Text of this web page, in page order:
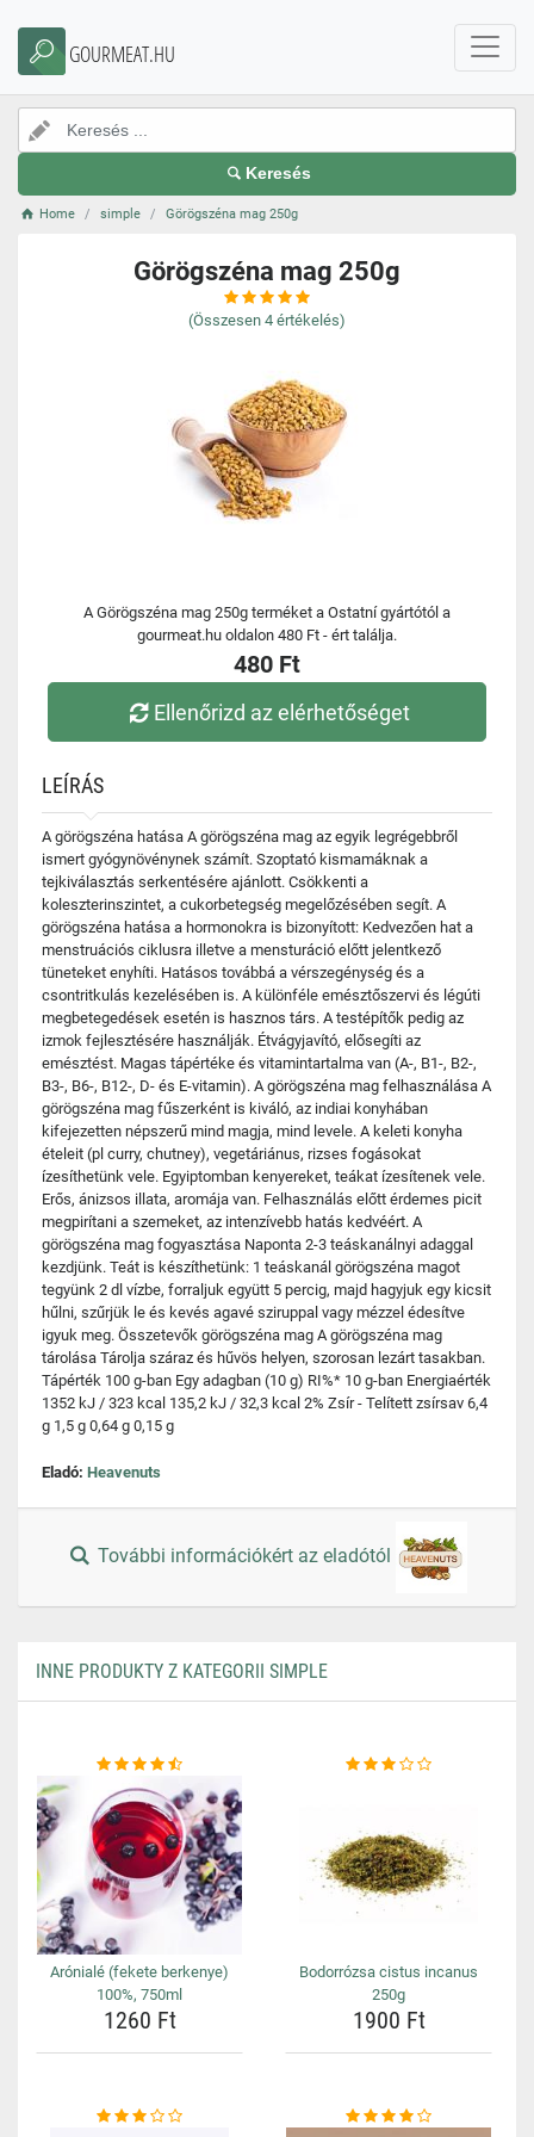
GOURMEAT.HU
Keresés
Home simple Görögszéna mag 250g
Görögszéna mag 250g
(Összesen 4 értékelés)
A Görögszéna mag 250g terméket a Ostatní gyártótól a
gourmeat.hu oldalon 480 Ft - ért találja.
480 Ft
Ellenőrizd az elérhetőséget
LEÍRÁS
A görögszéna hatása A görögszéna mag az egyik legrégebbről
ismert gyógynövénynek számít. Szoptató kismamáknak a
tejkiválasztás serkentésére ajánlott. Csökkenti a
koleszterinszintet, a cukorbetegség megelőzésében segít. A
görögszéna hatása a hormonokra is bizonyított: Kedvezően hat a
menstruációs ciklusra illetve a mensturáció előtt jelentkező
tüneteket enyhíti. Hatásos továbbá a vérszegénység és a
csontritkulás kezelésében is. A különféle emésztőszervi és légúti
megbetegedések esetén is hasznos társ. A testépítők pedig az
izmok fejlesztésére használják. Étvágyjavító, elősegíti az
emésztést. Magas tápértéke és vitamintartalma van (A-, B1-, B2-,
B3-, B6-, B12-, D- és E-vitamin). A görögszéna mag felhasználása A
görögszéna mag fűszerként is kiváló, az indiai konyhában
kifejezetten népszerű mind magja, mind levele. A keleti konyha
ételeit (pl curry, chutney), vegetáriánus, rizses fogásokat
ízesíthetünk vele. Egyiptomban kenyereket, teákat ízesítenek vele.
Erős, ánizsos illata, aromája van. Felhasználás előtt érdemes picit
megpirítani a szemeket, az intenzívebb hatás kedvéért. A
görögszéna mag fogyasztása Naponta 2-3 teáskanálnyi adaggal
kezdjünk. Teát is készíthetünk: 1 teáskanál görögszéna magot
tegyünk 2 dl vízbe, forraljuk együtt 5 percig, majd hagyjuk egy kicsit
hűlni, szűrjük le és kevés agavé sziruppal vagy mézzel édesítve
igyuk meg. Összetevők görögszéna mag A görögszéna mag
tárolása Tárolja száraz és hűvös helyen, szorosan lezárt tasakban.
Tápérték 100 g-ban Egy adagban (10 g) RI%* 10 g-ban Energiaérték
1352 kJ / 323 kcal 135,2 kJ / 32,3 kcal 2% Zsír - Telített zsírsav 6,4
g 1,5 g 0,64 g 0,15 g
Eladó: Heavenuts
További információkért az eladótól
INNE PRODUKTY Z KATEGORII SIMPLE
Arónialé (fekete berkenye)
100%, 750ml
1260 Ft
Bodorrózsa cistus incanus
250g
1900 Ft